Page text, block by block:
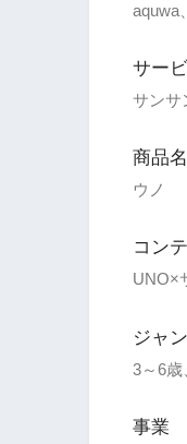
aquwa
サー
サンサ
商品名
ウノ
コン
UNO×
ジャ
3～6
事業